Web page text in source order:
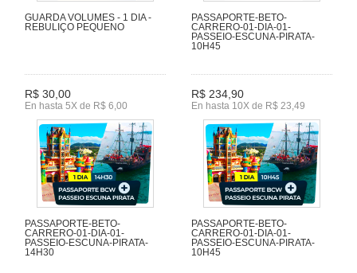
GUARDA VOLUMES - 1 DIA -
REBULIÇO PEQUENO
R$ 30,00
En hasta 5X de R$ 6,00
PASSAPORTE-BETO-
CARRERO-01-DIA-01-
PASSEIO-ESCUNA-PIRATA-
10H45
R$ 234,90
En hasta 10X de R$ 23,49
PASSAPORTE-BETO-
CARRERO-01-DIA-01-
PASSEIO-ESCUNA-PIRATA-
14H30
PASSAPORTE-BETO-
CARRERO-01-DIA-01-
PASSEIO-ESCUNA-PIRATA-
10H45